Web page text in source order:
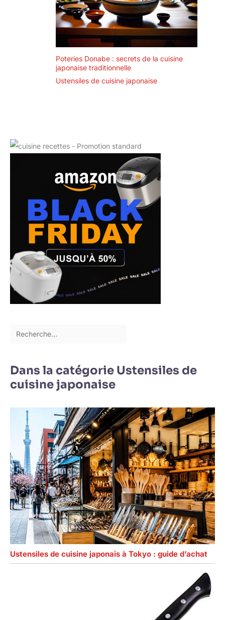
Poteries Donabe : secrets de la cuisine
japonaise traditionnelle
Ustensiles de cuisine japonaise
Dans la catégorie Ustensiles de
cuisine japonaise
Ustensiles de cuisine japonais à Tokyo : guide d’achat